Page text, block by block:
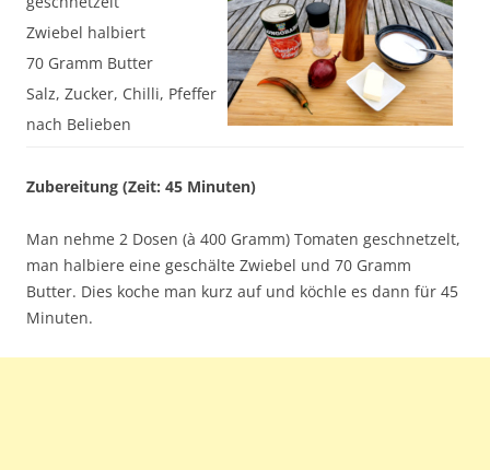
Zwiebel halbiert
70 Gramm Butter
Salz, Zucker, Chilli, Pfeffer
nach Belieben
Zubereitung (Zeit: 45 Minuten)
Man nehme 2 Dosen (à 400 Gramm) Tomaten geschnetzelt,
man halbiere eine geschälte Zwiebel und 70 Gramm
Butter. Dies koche man kurz auf und köchle es dann für 45
Minuten.